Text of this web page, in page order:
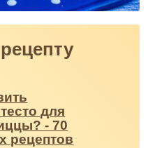
для
- 70
рецептов